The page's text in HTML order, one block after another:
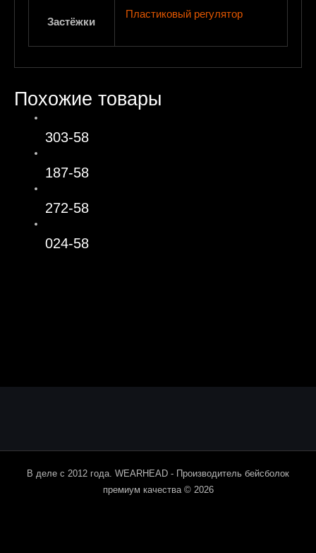
Застёжки
Пластиковый регулятор
Похожие товары
303-58
187-58
272-58
024-58
В деле с 2012 года. WEARHEAD - Производитель бейсболок
премиум качества © 2026